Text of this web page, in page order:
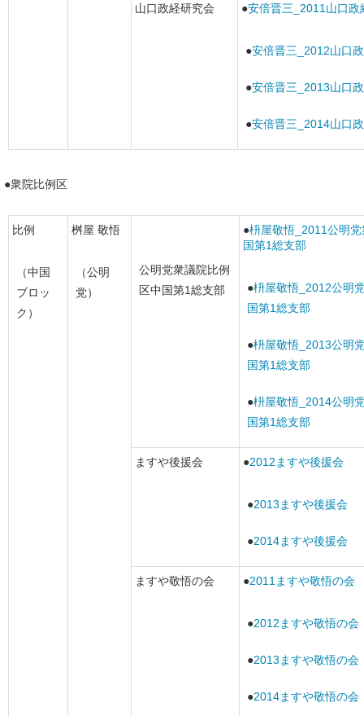
山口政経研究会 ●安倍晋三_2011山口政
●安倍晋三_2012山口
●安倍晋三_2013山口
●安倍晋三_2014山口
●衆院比例区
比例
（中国
ブロッ
ク）
桝屋 敬悟
（公明
党）
公明党衆議院比例
区中国第1総支部
●枡屋敬悟_2011公明
国第1総支部
●枡屋敬悟_2012公明
国第1総支部
●枡屋敬悟_2013公明
国第1総支部
●枡屋敬悟_2014公明
国第1総支部
ますや後援会 ●2012ますや後援会
●2013ますや後援会
●2014ますや後援会
ますや敬悟の会 ●2011ますや敬悟の会
●2012ますや敬悟の会
●2013ますや敬悟の会
●2014ますや敬悟の会